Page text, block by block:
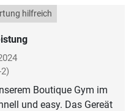
hilfreich
Boutique Gym im
und easy. Das Gereät